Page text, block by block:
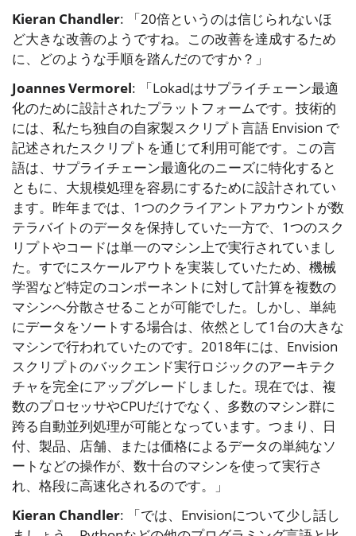
Kieran Chandler: 「20倍というのは信じられないほ
ど大きな改善のようですね。この改善を達成するため
に、どのような手順を踏んだのですか？」
Joannes Vermorel: 「Lokadはサプライチェーン最適
化のために設計されたプラットフォームです。技術的
には、私たち独自の自家製スクリプト言語 Envision で
記述されたスクリプトを通じて利用可能です。この言
語は、サプライチェーン最適化のニーズに特化すると
ともに、大規模処理を容易にするために設計されてい
ます。昨年までは、1つのクライアントアカウントが数
テラバイトのデータを保持していた一方で、1つのスク
リプトやコードは単一のマシン上で実行されていまし
た。すでにスケールアウトを実装していたため、機械
学習など特定のコンポーネントに対して計算を複数の
マシンへ分散させることが可能でした。しかし、単純
にデータをソートする場合は、依然として1台の大きな
マシンで行われていたのです。2018年には、Envision
スクリプトのバックエンド実行ロジックのアーキテク
チャを完全にアップグレードしました。現在では、複
数のプロセッサやCPUだけでなく、多数のマシン群に
跨る自動並列処理が可能となっています。つまり、日
付、製品、店舗、または価格によるデータの単純なソ
ートなどの操作が、数十台のマシンを使って実行さ
れ、格段に高速化されるのです。」
Kieran Chandler: 「では、Envisionについて少し話し